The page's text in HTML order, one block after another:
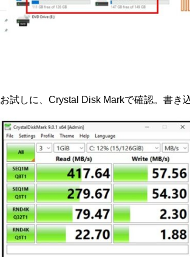
お試しに、Crystal Disk Markで確認。書き